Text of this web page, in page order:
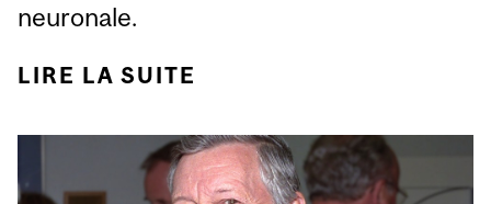
neuronale.
LIRE LA SUITE
SON SENS DE LA
DIRECTION AU FIL DU